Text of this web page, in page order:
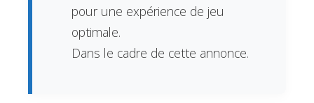
pour une expérience de jeu
optimale.
Dans le cadre de cette annonce.